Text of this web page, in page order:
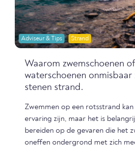
Adviseur & Tips Strand
Waarom zwemschoenen of
waterschoenen onmisbaar
stenen strand.
Zwemmen op een rotsstrand
ervaring zijn, maar het is
bereiden op de gevaren die het
oneffen ondergrond met zich